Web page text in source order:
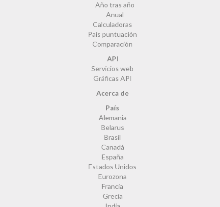
Año tras año
Anual
Calculadoras
País puntuación
Comparación
API
Servicios web
Gráficas API
Acerca de
País
Alemania
Belarus
Brasil
Canadá
España
Estados Unidos
Eurozona
Francia
Grecia